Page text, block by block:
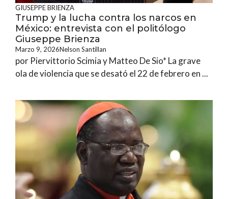
GIUSEPPE BRIENZA
Trump y la lucha contra los narcos en
México: entrevista con el politólogo
Giuseppe Brienza
Marzo 9, 2026Nelson Santillan
por Piervittorio Scimia y Matteo De Sio* La grave
ola de violencia que se desató el 22 de febrero en ...